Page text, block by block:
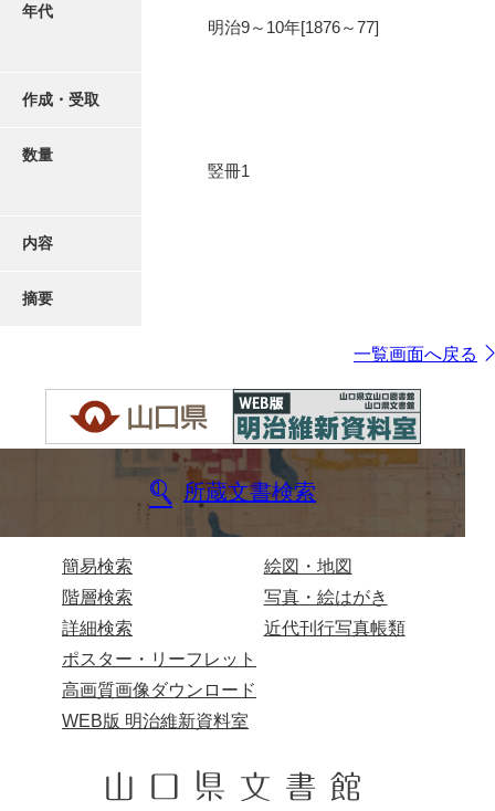
年代
明治9～10年[1876～77]
作成・受取
数量
竪冊1
内容
摘要
一覧画面へ戻る
所蔵文書検索
簡易検索
階層検索
詳細検索
絵図・地図
写真・絵はがき
近代刊行写真帳類
ポスター・リーフレット
高画質画像ダウンロード
WEB版 明治維新資料室